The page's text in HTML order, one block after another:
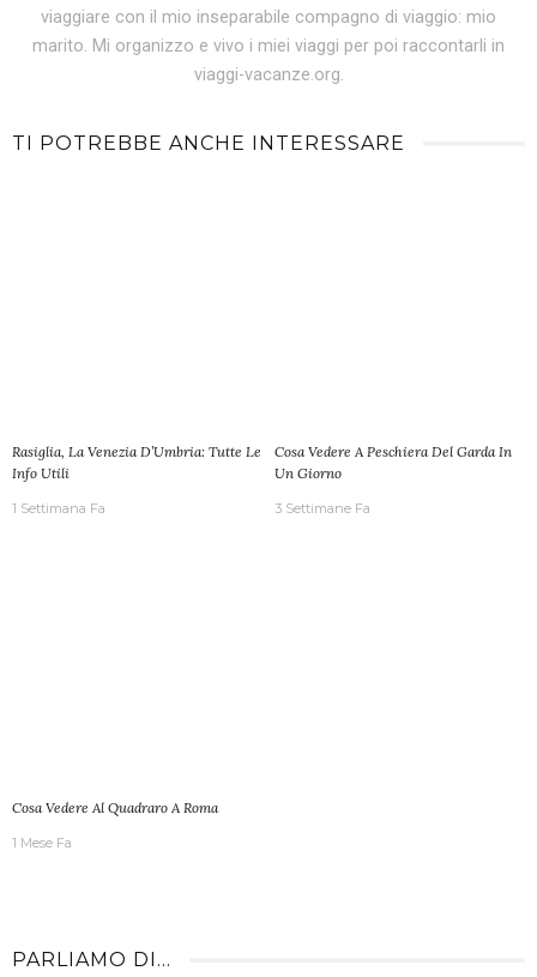
viaggiare con il mio inseparabile compagno di viaggio: mio
marito. Mi organizzo e vivo i miei viaggi per poi raccontarli in
viaggi-vacanze.org.
TI POTREBBE ANCHE INTERESSARE
Rasiglia, La Venezia D’Umbria: Tutte Le
Info Utili
1 Settimana Fa
Cosa Vedere A Peschiera Del Garda In
Un Giorno
3 Settimane Fa
Cosa Vedere Al Quadraro A Roma
1 Mese Fa
PARLIAMO DI…